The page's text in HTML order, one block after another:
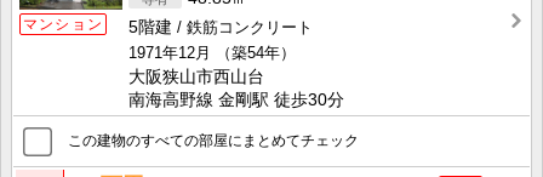
マンション
5階建
鉄筋コンクリート
1971年12月
（築54年）
大阪狭山市西山台
南海高野線 金剛駅 徒歩30分
この建物のすべての部屋にまとめてチェック